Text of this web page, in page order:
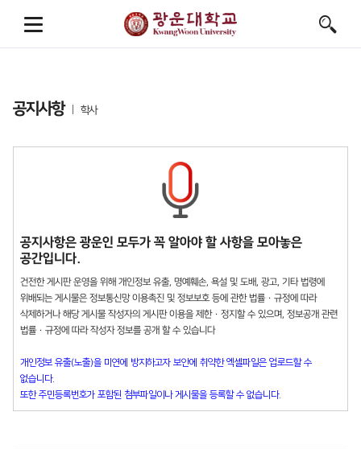
공지사항 학사
공지사항은 광운인 모두가 꼭 알아야 할 사항을 모아놓은
공간입니다.
건전한 게시판 운영을 위해 개인정보 유출, 명예훼손, 욕설 및 도배, 광고, 기타 법령에
위배되는 게시물은 정보통신망 이용촉진 및 정보보호 등에 관한 법률 · 규정에 따라
삭제하거나 해당 게시물 작성자의 게시판 이용을 제한 · 정지할 수 있으며, 정보공개 관련
법률 · 규정에 따라 작성자 정보를 공개 할 수 있습니다
개인정보 유출(노출)을 미연에 방지하고자 보안에 취약한 엑셀파일은 업로드할 수
없습니다.
또한 주민등록번호가 포함된 첨부파일이나 게시물을 등록할 수 없습니다.